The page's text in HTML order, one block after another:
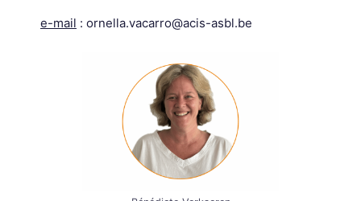
e-mail : ornella.vacarro@acis-asbl.be